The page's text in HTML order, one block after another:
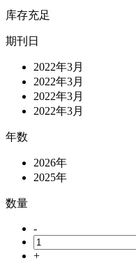
库存充足
期刊日
2022年3月
2022年3月
2022年3月
2022年3月
年数
2026年
2025年
数量
-
+